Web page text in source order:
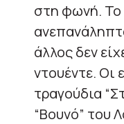
στη φωνή.
άλλος δεν
ντουέντε. Οι
τραγούδια
“Βουνό” του